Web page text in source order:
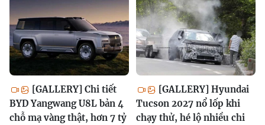
[GALLERY] Chi tiết
BYD Yangwang U8L bản 4
chỗ mạ vàng thật, hơn 7 tỷ
[GALLERY] Hyundai
Tucson 2027 nổ lốp khi
chạy thử, hé lộ nhiều chi